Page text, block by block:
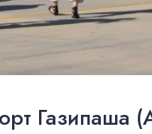
Газипаша